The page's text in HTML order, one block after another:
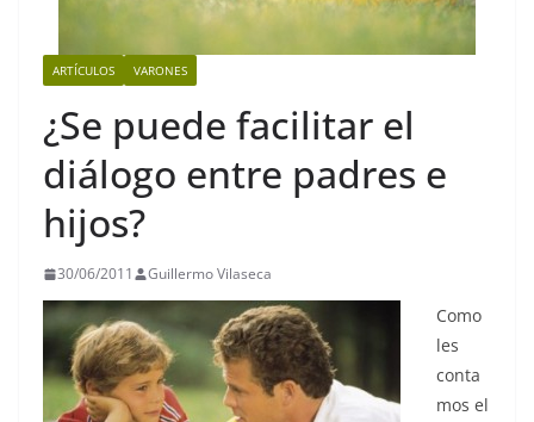
ARTÍCULOS VARONES
¿Se puede facilitar el
diálogo entre padres e
hijos?
30/06/2011 Guillermo Vilaseca
Como
les
conta
mos el